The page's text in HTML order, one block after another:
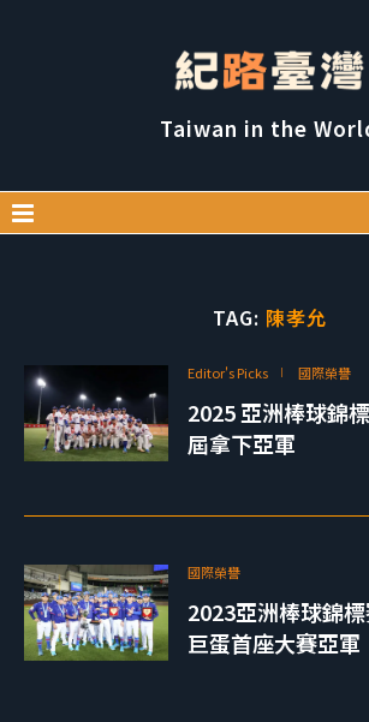
Taiwan in the
TAG: 陳孝允
Editor's Picks 國際榮譽
2025 亞洲棒球錦
屆拿下亞軍
國際榮譽
2023亞洲棒球錦
巨蛋首座大賽亞軍